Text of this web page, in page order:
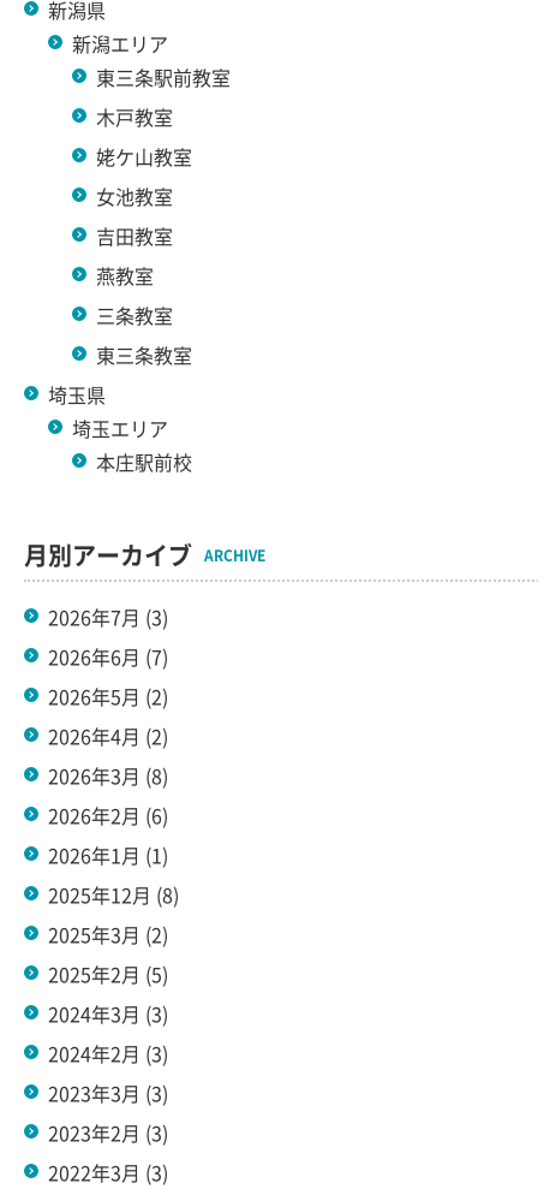
新潟県
新潟エリア
東三条駅前教室
木戸教室
姥ケ山教室
女池教室
吉田教室
燕教室
三条教室
東三条教室
埼玉県
埼玉エリア
本庄駅前校
月別アーカイブ ARCHIVE
2026年7月 (3)
2026年6月 (7)
2026年5月 (2)
2026年4月 (2)
2026年3月 (8)
2026年2月 (6)
2026年1月 (1)
2025年12月 (8)
2025年3月 (2)
2025年2月 (5)
2024年3月 (3)
2024年2月 (3)
2023年3月 (3)
2023年2月 (3)
2022年3月 (3)